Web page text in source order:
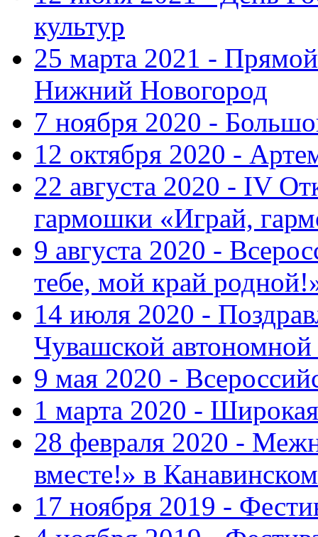
культур
25 марта 2021 -
Нижний Новогород
7 ноября 2020 -
12 октября 2020 -
22 августа 2020 - IV
гармошки «Играй,
9 августа 2020 -
тебе, мой край
14 июля 2020 -
Чувашской автономной
9 мая 2020 -
1 марта 2020 -
28 февраля 2020 -
вместе!» в
17 ноября 2019 -